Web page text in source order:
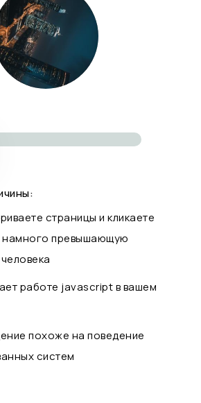
страницы и кликаете
превышающую
работе javascript в вашем
похоже на поведение
систем